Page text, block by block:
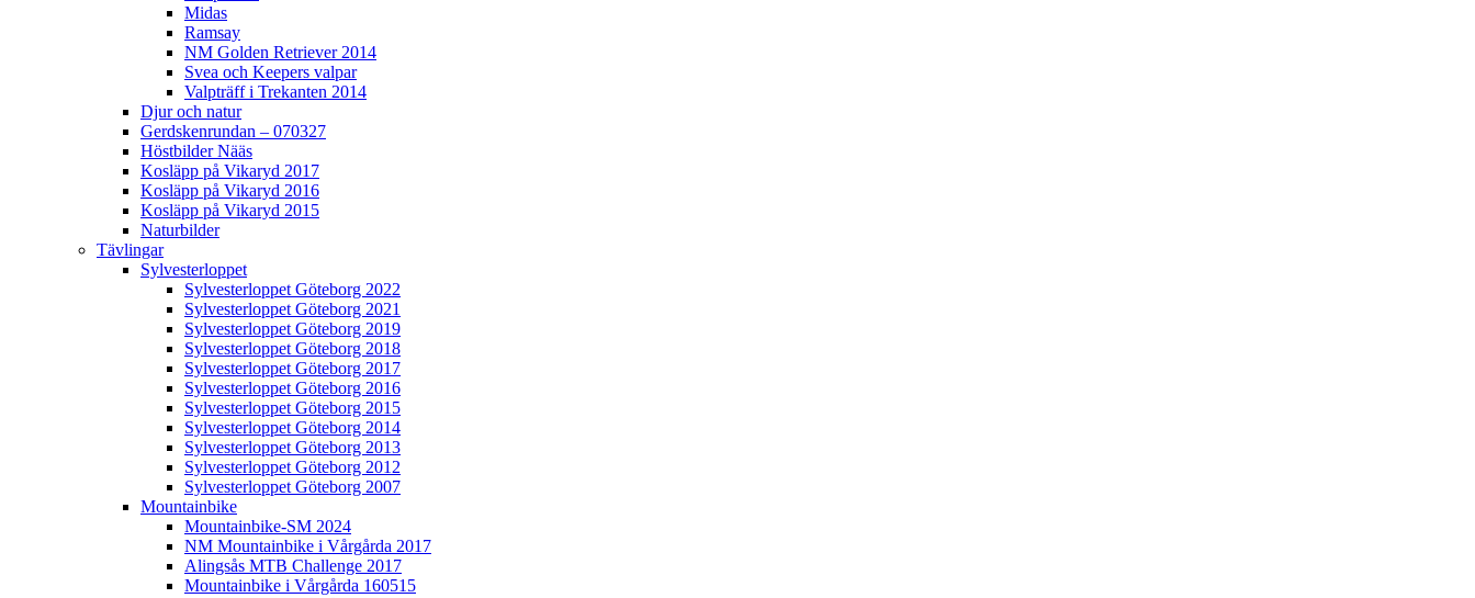
Midas
Ramsay
NM Golden Retriever 2014
Svea och Keepers valpar
Valpträff i Trekanten 2014
Djur och natur
Gerdskenrundan – 070327
Höstbilder Nääs
Kosläpp på Vikaryd 2017
Kosläpp på Vikaryd 2016
Kosläpp på Vikaryd 2015
Naturbilder
Tävlingar
Sylvesterloppet
Sylvesterloppet Göteborg 2022
Sylvesterloppet Göteborg 2021
Sylvesterloppet Göteborg 2019
Sylvesterloppet Göteborg 2018
Sylvesterloppet Göteborg 2017
Sylvesterloppet Göteborg 2016
Sylvesterloppet Göteborg 2015
Sylvesterloppet Göteborg 2014
Sylvesterloppet Göteborg 2013
Sylvesterloppet Göteborg 2012
Sylvesterloppet Göteborg 2007
Mountainbike
Mountainbike-SM 2024
NM Mountainbike i Vårgårda 2017
Alingsås MTB Challenge 2017
Mountainbike i Vårgårda 160515